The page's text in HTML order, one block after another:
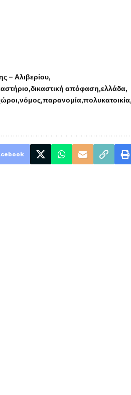
– Αλιβερίου
δικαστική απόφαση ελλάδα
νόμος παρανομία πολυκατοικία